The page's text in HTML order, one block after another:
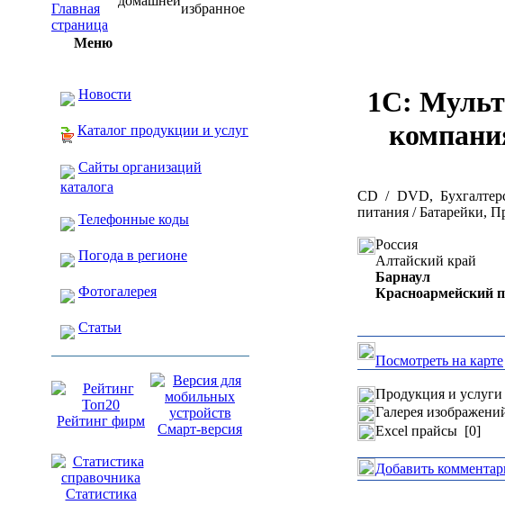
Главная
страница
Меню
Новости
Каталог продукции и услуг
Сайты организаций
каталога
Телефонные коды
Погода в регионе
Фотогалерея
Статьи
Рейтинг фирм
Смарт-версия
Статистика
1С:
CD / DVD,
питания / Батарейки,
Россия
Алтайский край
Барнаул
Красноармейский
Посмотреть на карте
Продукция и
Галерея
Excel прайсы [0]
Добавить